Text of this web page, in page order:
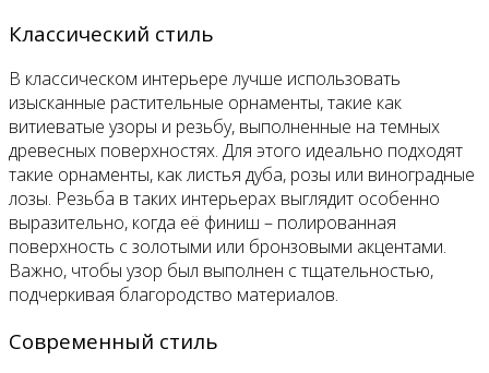
Классический стиль
В классическом интерьере лучше использовать
изысканные растительные орнаменты, такие как
витиеватые узоры и резьбу, выполненные на темных
древесных поверхностях. Для этого идеально подходят
такие орнаменты, как листья дуба, розы или виноградные
лозы. Резьба в таких интерьерах выглядит особенно
выразительно, когда её финиш – полированная
поверхность с золотыми или бронзовыми акцентами.
Важно, чтобы узор был выполнен с тщательностью,
подчеркивая благородство материалов.
Современный стиль